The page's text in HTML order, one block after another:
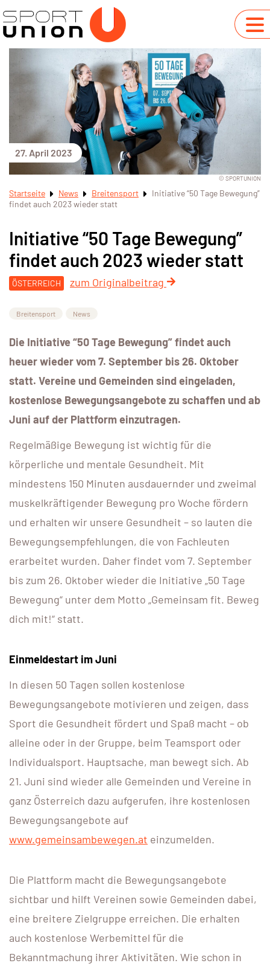
27. April 2023
© SPORTUNION
Startseite News Breitensport
Initiative “50 Tage Bewegung”
findet auch 2023 wieder statt
Initiative “50 Tage Bewegung”
findet auch 2023 wieder statt
ÖSTERREICH zum Originalbeitrag
Breitensport News
Die Initiative “50 Tage Bewegung” findet auch
heuer wieder vom 7. September bis 26. Oktober
statt. Vereine und Gemeinden sind eingeladen,
kostenlose Bewegungsangebote zu schaffen und ab
Juni auf der Plattform einzutragen.
Regelmäßige Bewegung ist wichtig für die
körperliche und mentale Gesundheit. Mit
mindestens 150 Minuten ausdauernder und zweimal
muskelkräftigender Bewegung pro Woche fördern
und erhalten wir unsere Gesundheit – so lauten die
Bewegungsempfehlungen, die von Fachleuten
erarbeitet wurden. Daher findet vom 7. September
bis zum 26. Oktober wieder die Initiative „50 Tage
Bewegung“ unter dem Motto „Gemeinsam fit. Beweg
dich mit!“ statt.
Einmeldestart im Juni
In diesen 50 Tagen sollen kostenlose
Bewegungsangebote motivieren und zeigen, dass
Sport die Gesundheit fördert und Spaß macht – ob
alleine oder in der Gruppe, beim Teamsport oder
Individualsport. Hauptsache, man bewegt sich. Ab
21. Juni sind wieder alle Gemeinden und Vereine in
ganz Österreich dazu aufgerufen, ihre kostenlosen
Bewegungsangebote auf
www.gemeinsambewegen.at einzumelden.
Die Plattform macht die Bewegungsangebote
sichtbar und hilft Vereinen sowie Gemeinden dabei,
eine breitere Zielgruppe erreichen. Die erhalten
auch kostenlose Werbemittel für die
Bekanntmachung ihrer Aktivitäten. Wie schon in